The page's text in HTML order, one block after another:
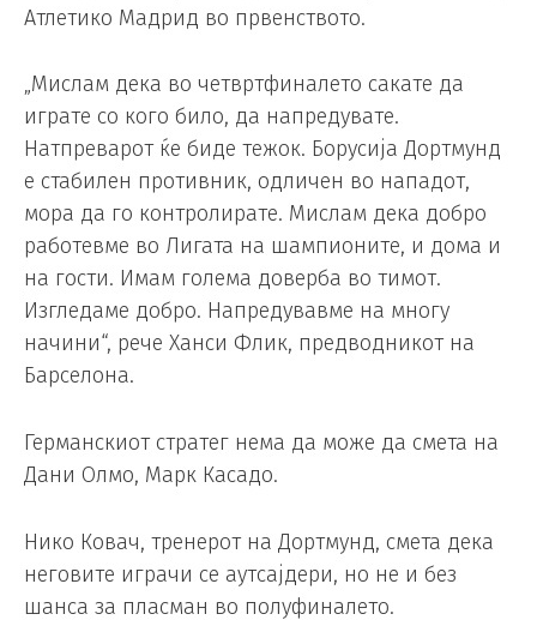
Атлетико Мадрид во првенството.
„Мислам дека во четвртфиналето сакате да
играте со кого било, да напредувате.
Натпреварот ќе биде тежок. Борусија Дортмунд
е стабилен противник, одличен во нападот,
мора да го контролирате. Мислам дека добро
работевме во Лигата на шампионите, и дома и
на гости. Имам голема доверба во тимот.
Изгледаме добро. Напредувавме на многу
начини“, рече Ханси Флик, предводникот на
Барселона.
Германскиот стратег нема да може да смета на
Дани Олмо, Марк Касадо.
Нико Ковач, тренерот на Дортмунд, смета дека
неговите играчи се аутсајдери, но не и без
шанса за пласман во полуфиналето.